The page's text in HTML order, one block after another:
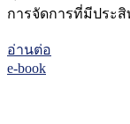
การจัดการที่มีประ
อ่านต่อ
e-book